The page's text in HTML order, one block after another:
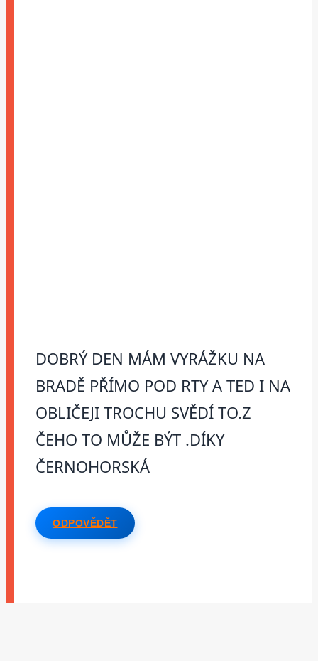
DOBRÝ DEN MÁM VYRÁŽKU NA
BRADĚ PŘÍMO POD RTY A TED I NA
OBLIČEJI TROCHU SVĚDÍ TO.Z
ČEHO TO MŮŽE BÝT .DÍKY
ČERNOHORSKÁ
ODPOVĚDĚT